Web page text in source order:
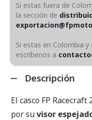
Si estas fuera de
la sección de
Si estas en Colombia
escríbenos a
Descripción
El casco FP
por suvisor